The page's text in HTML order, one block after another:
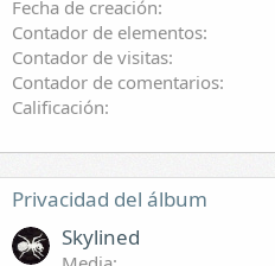
Fecha de creación
Contador de elementos
Contador de visitas
Contador de comentarios
Calificación
Privacidad del álbum
Skylined